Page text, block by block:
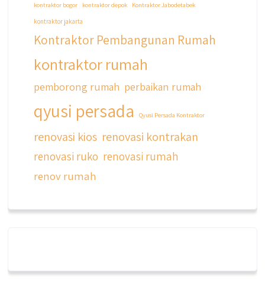
kontraktor bogor kontraktor depok
Kontraktor Jabodetabek
kontraktor jakarta
Kontraktor Pembangunan Rumah
kontraktor rumah
pemborong rumah perbaikan rumah
qyusi persada Qyusi Persada Kontraktor
renovasi kios renovasi kontrakan
renovasi ruko renovasi rumah
renov rumah